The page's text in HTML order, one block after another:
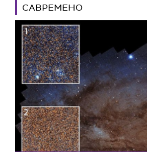
САВРЕМЕНО